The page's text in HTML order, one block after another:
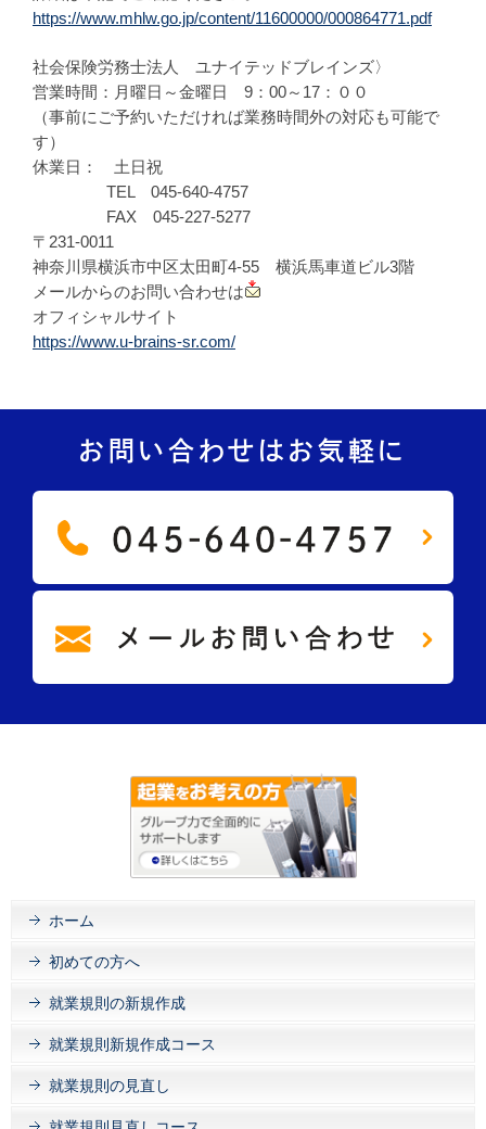
https://www.mhlw.go.jp/content/11600000/000864771.pdf
社会保険労務士法人 ユナイテッドブレインズ〉
営業時間：月曜日～金曜日 9：00～17：００
（事前にご予約いただければ業務時間外の対応も可能で
す）
休業日： 土日祝
TEL 045-640-4757
FAX 045-227-5277
〒231-0011
神奈川県横浜市中区太田町4-55 横浜馬車道ビル3階
メールからのお問い合わせは
オフィシャルサイト
https://www.u-brains-sr.com/
お問い合わせはお気軽に
ホーム
初めての方へ
就業規則の新規作成
就業規則新規作成コース
就業規則の見直し